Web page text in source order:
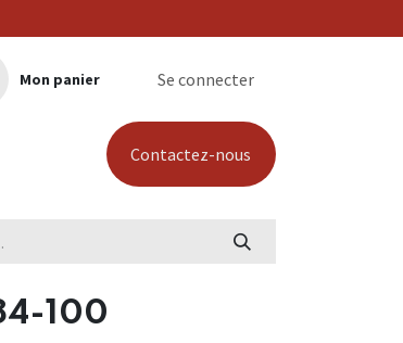
Mon panier Se connecter
Contactez-nous
100